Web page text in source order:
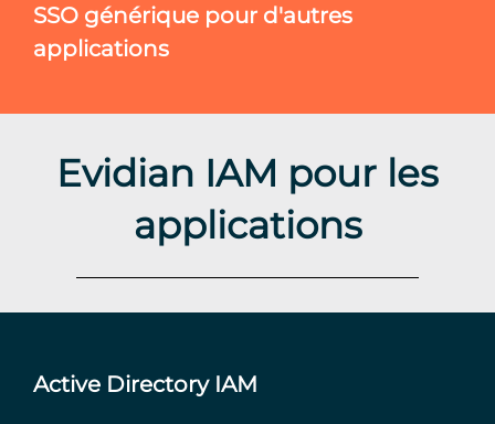
SSO générique pour d'autres
applications
Evidian IAM pour les
applications
Active Directory IAM